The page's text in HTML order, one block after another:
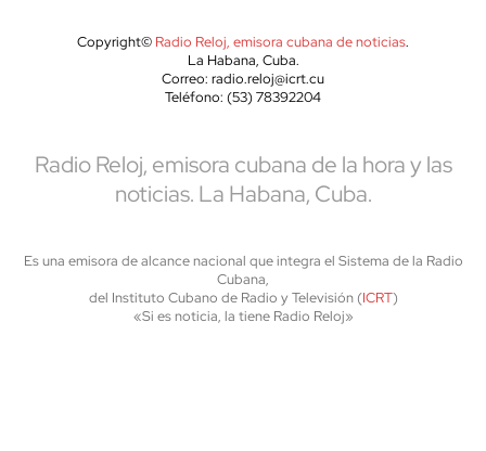
Copyright© Radio Reloj, emisora cubana de noticias.
La Habana, Cuba.
Correo: radio.reloj@icrt.cu
Teléfono: (53) 78392204
Radio Reloj, emisora cubana de la hora y las
noticias. La Habana, Cuba.
Es una emisora de alcance nacional que integra el Sistema de la Radio
Cubana,
del Instituto Cubano de Radio y Televisión (ICRT)
«Si es noticia, la tiene Radio Reloj»